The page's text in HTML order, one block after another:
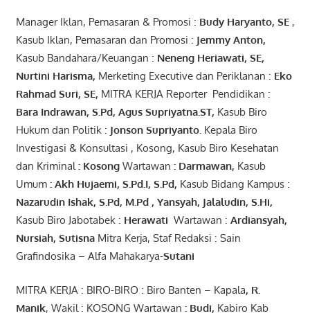
Manager Iklan, Pemasaran & Promosi : Budy Haryanto, SE,
Kasub Iklan, Pemasaran dan Promosi : Jemmy Anton,
Kasub Bandahara/Keuangan : Neneng Heriawati, SE,
Nurtini Harisma, Merketing Executive dan Periklanan : Eko
Rahmad Suri, SE, MITRA KERJA Reporter Pendidikan :
Bara Indrawan, S.Pd, Agus Supriyatna.ST, Kasub Biro
Hukum dan Politik : Jonson Supriyanto. Kepala Biro
Investigasi & Konsultasi , Kosong, Kasub Biro Kesehatan
dan Kriminal: KosongWartawan : Darmawan, Kasub
Umum : Akh Hujaemi, S.Pd.I, S.Pd, Kasub Bidang Kampus :
Nazarudin Ishak, S.Pd, M.Pd, Yansyah, Jalaludin, S.Hi,
Kasub Biro Jabotabek : Herawati Wartawan : Ardiansyah,
Nursiah, SutisnaMitra Kerja, Staf Redaksi : Sain
Grafindosika – Alfa Mahakarya-Sutani
MITRA KERJA : BIRO-BIRO : Biro Banten – Kapala, R.
Manik, Wakil : KOSONG Wartawan : Budi, Kabiro Kab